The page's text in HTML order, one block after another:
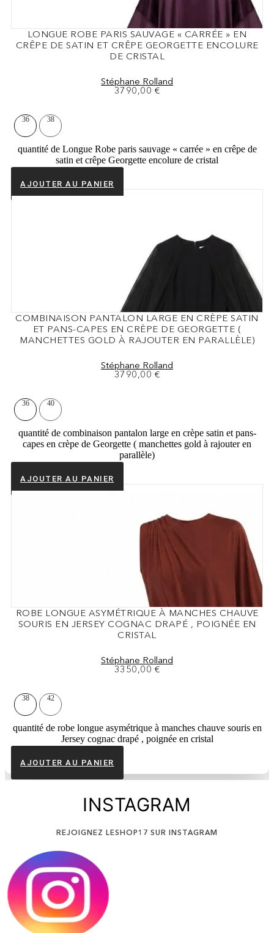
LONGUE ROBE PARIS SAUVAGE « CARRÉE » EN
CRÊPE DE SATIN ET CRÊPE GEORGETTE ENCOLURE
DE CRISTAL
Stéphane Rolland
3790,00 €
36 38
quantité de Longue Robe paris sauvage « carrée » en crêpe de
satin et crêpe Georgette encolure de cristal
AJOUTER AU PANIER
COMBINAISON PANTALON LARGE EN CRÈPE SATIN
ET PANS-CAPES EN CRÈPE DE GEORGETTE (
MANCHETTES GOLD À RAJOUTER EN PARALLÈLE)
Stéphane Rolland
3790,00 €
36 40
quantité de combinaison pantalon large en crèpe satin et pans-
capes en crèpe de Georgette ( manchettes gold à rajouter en
parallèle)
AJOUTER AU PANIER
ROBE LONGUE ASYMÉTRIQUE À MANCHES CHAUVE
SOURIS EN JERSEY COGNAC DRAPÉ , POIGNÉE EN
CRISTAL
Stéphane Rolland
3350,00 €
38 42
quantité de robe longue asymétrique à manches chauve souris en
Jersey cognac drapé , poignée en cristal
AJOUTER AU PANIER
INSTAGRAM
REJOIGNEZ LESHOP17 SUR INSTAGRAM